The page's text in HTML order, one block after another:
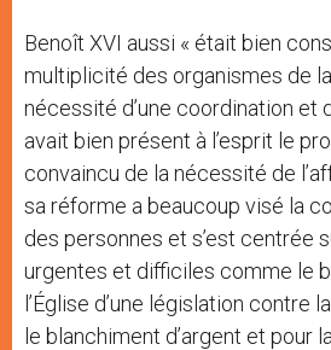
Benoît XVI aussi « était bien
multiplicité des organismes de
nécessité d’une coordination et
avait bien présent à l’esprit le
convaincu de la nécessité de
sa réforme a beaucoup visé la
des personnes et s’est centrée
urgentes et difficiles comme le
l’Église d’une législation contre
le blanchiment d’argent et pour